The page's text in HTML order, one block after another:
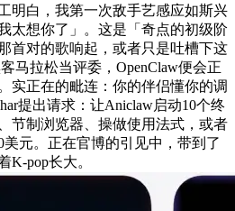
明白，我第一次敌手艺感应如斯兴
太想你了」。这是「奇点的初级阶
首对的歌响起，或者只是吐槽下这
马拉松当评委，OpenClaw便会正
实正在的毗连：你的伴侣懂你的调
提出请求：让Aniclaw启动10个终
节制浏览器、操做使用法式，或者
元。正在官博的引见中，带到了
K-pop长大。